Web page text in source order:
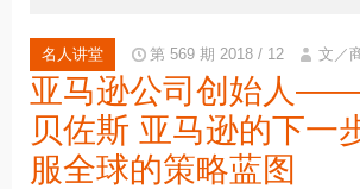
名人讲堂 第 569 期 2018 / 12 文／
亚马逊公司创始人——
贝佐斯 亚马逊的下一
服全球的策略蓝图